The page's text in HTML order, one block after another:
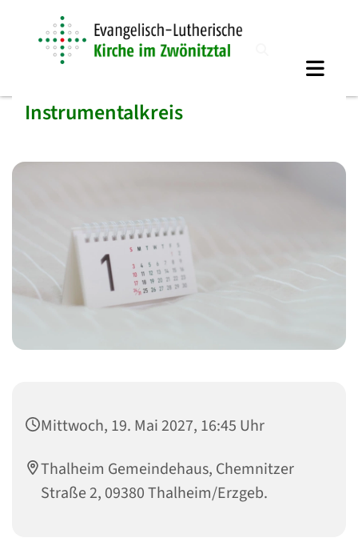
Instrumentalkreis
Mittwoch, 19. Mai 2027, 16:45 Uhr
Thalheim Gemeindehaus, Chemnitzer
Straße 2, 09380 Thalheim/Erzgeb.